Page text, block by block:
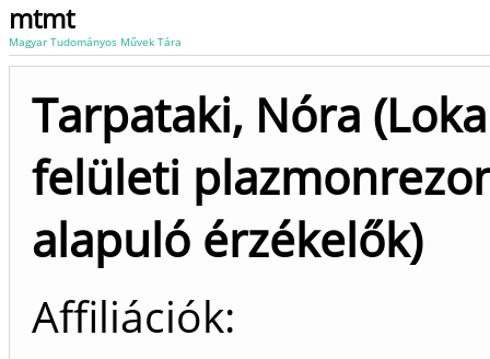
mtmt
Magyar Tudományos Művek Tára
Tarpataki, Nóra
felületi
alapuló érzékelők)
Affiliációk